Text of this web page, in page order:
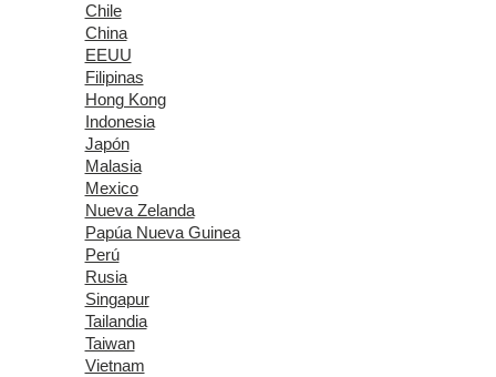
Chile
China
EEUU
Filipinas
Hong Kong
Indonesia
Japón
Malasia
Mexico
Nueva Zelanda
Papúa Nueva Guinea
Perú
Rusia
Singapur
Tailandia
Taiwan
Vietnam